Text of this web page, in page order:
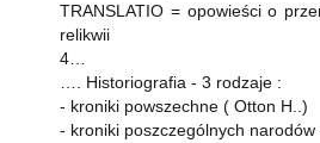
TRANSLATIO = opowieści o
relikwii
4…
…. Historiografia - 3 rodzaje :
- kroniki powszechne ( Otton H..)
- kroniki poszczególnych narodów